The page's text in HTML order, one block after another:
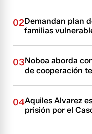
02Demandan plan
familias
03Noboa aborda
de cooperación
04Aquiles Alvarez
prisión por el